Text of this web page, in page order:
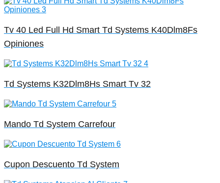
Tv 40 Led Full Hd Smart Td Systems K40Dlm8Fs
Opiniones
Td Systems K32Dlm8Hs Smart Tv 32
Mando Td System Carrefour
Cupon Descuento Td System